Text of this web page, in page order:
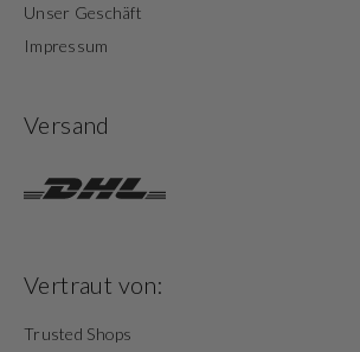
Unser Geschäft
Impressum
Versand
Vertraut von:
Trusted Shops